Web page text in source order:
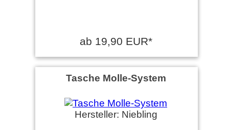
ab 19,90 EUR*
Tasche Molle-System
Hersteller: Niebling